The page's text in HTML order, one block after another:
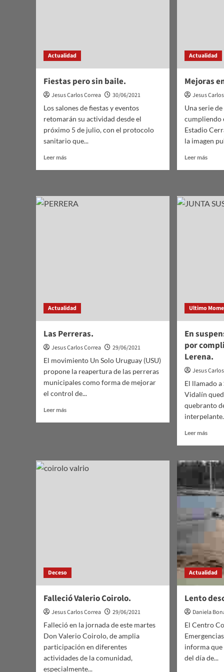
Actualidad
Fiestas pero sin baile.
Jesus Carlos Correa
30/06/2021
Los salones de fiestas y eventos
retomarán su actividad desde el
próximo 5 de julio, con el protocolo
sanitario que...
Leer másLeer
sin
Actualidad
Mejoras
Jesus
Una serie
cumpliendo
Estadio
la imagen
Leer másLeer
el
Actualidad
Las Perreras.
Jesus Carlos Correa
29/06/2021
El movimiento Un Solo Uruguay (USU)
propone la reapertura de las perreras
municipales como forma de mejorar
el control de...
Leer másLeer
Ultimo
En
por
Lerena.
Jesus
El llamado
Vidalín
quebranto
Leer másLeer
En
a
Sala
por
Lerena.
Deceso
Falleció Valerio Coirolo.
Jesus Carlos Correa
29/06/2021
Falleció en la jornada de este martes
Don Valerio Coirolo, de amplia
participación en diferentes
actividades de la comunidad,
especialmente...
Actualidad
Lento
Daniela
El Centro
informa que
del día de...